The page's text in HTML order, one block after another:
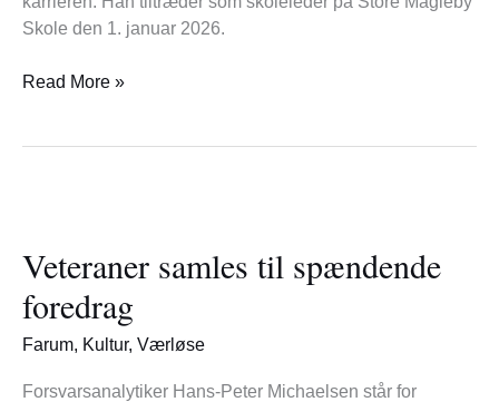
Skole den 1. januar 2026.
Read More »
Veteraner samles til spændende
foredrag
Farum, Kultur, Værløse
Forsvarsanalytiker Hans-Peter Michaelsen står for
til
spændende
foredrag